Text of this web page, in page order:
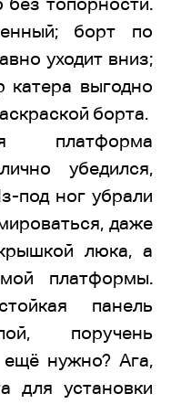
борт по
уходит вниз;
катера выгодно
борта.
платформа
убедился,
под ног убрали
даже
люка, а
платформы.
панель
поручень
ещё нужно? Ага,
для установки